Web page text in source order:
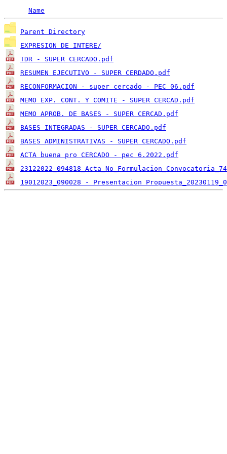
Name
Parent Directory
EXPRESION DE INTERE/
TDR - SUPER CERCADO.pdf
RESUMEN EJECUTIVO - SUPER CERDADO.pdf
RECONFORMACION - super cercado - PEC 06.pdf
MEMO EXP. CONT. Y COMITE - SUPER CERCAD.pdf
MEMO APROB. DE BASES - SUPER CERCAD.pdf
BASES INTEGRADAS - SUPER CERCADO.pdf
BASES ADMINISTRATIVAS - SUPER CERCADO.pdf
ACTA buena pro CERCADO - pec 6.2022.pdf
19012023_090028 - Presentacion